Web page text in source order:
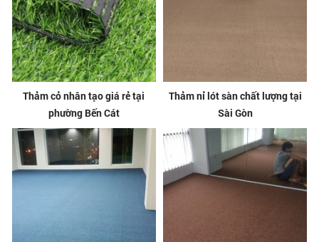
Thảm cỏ nhân tạo giá rẻ tại
phường Bến Cát
Thảm nỉ lót sàn chất lượng tại
Sài Gòn